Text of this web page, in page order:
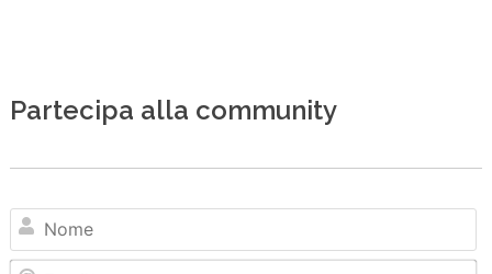
Partecipa alla community